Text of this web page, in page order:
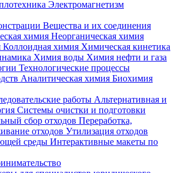
Электромагнетизм
Вещества и их соединения
химия Неорганическая химия
Коллоидная химия Химическая кинетика
Химия воды Химия нефти и газа
Технологические процессы
Аналитическая химия Биохимия
работы Альтернативная и
Системы очистки и подготовки
сбор отходов Переработка,
отходов Утилизация отходов
среды Интерактивные макеты по